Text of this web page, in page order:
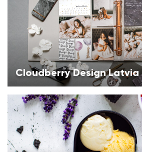
Cloudberry Design Latvia